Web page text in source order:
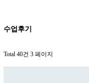
수업후기
Total 40건 3 페이지